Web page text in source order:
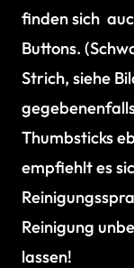
finden sich
Buttons.
Strich, siehe
Thumbsticks
empfiehlt es
Reinigung
lassen!